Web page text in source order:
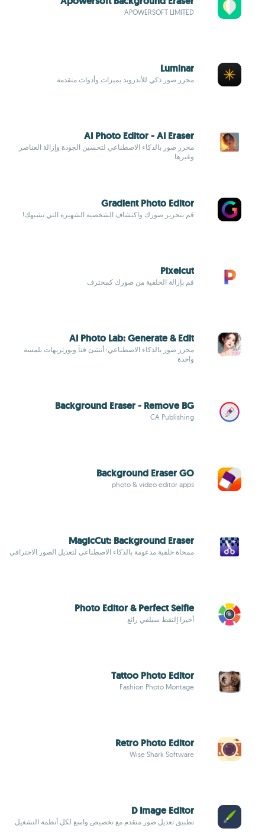
APOWERSOFT LIMITED
Luminar
محرر صور ذكي للأندرويد بميزات وأدوات متقدمة
AI Photo Editor - AI Eraser
محرر صور بالذكاء الاصطناعي لتحسين الجودة وإزالة العناصر
وغيرها
Gradient Photo Editor
قم بتحرير صورك واكتشاف الشخصية الشهيرة التي تشبهك!
Pixelcut
قم بإزالة الخلفية من صورك كمحترف
AI Photo Lab: Generate & Edit
محرر صور بالذكاء الاصطناعي: أنشئ فناً وبورتريهات بلمسة
واحدة
Background Eraser - Remove BG
CA Publishing
Background Eraser GO
photo & video editor apps
MagicCut: Background Eraser
ممحاة خلفية مدعومة بالذكاء الاصطناعي لتعديل الصور الاحترافي
Photo Editor & Perfect Selfie
أخيرا إلتقط سيلفي رائع
Tattoo Photo Editor
Fashion Photo Montage
Retro Photo Editor
Wise Shark Software
D Image Editor
تطبيق تعديل صور متقدم مع تخصيص واسع لكل أنظمة التشغيل